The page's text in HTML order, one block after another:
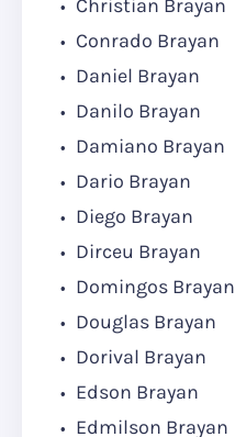
Christian Brayan
Conrado Brayan
Daniel Brayan
Danilo Brayan
Damiano Brayan
Dario Brayan
Diego Brayan
Dirceu Brayan
Domingos Brayan
Douglas Brayan
Dorival Brayan
Edson Brayan
Edmilson Brayan